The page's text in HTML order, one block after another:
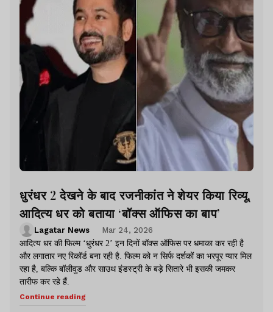
धुरंधर 2 देखने के बाद रजनीकांत ने शेयर किया रिव्यू,
आदित्य धर को बताया ‘बॉक्स ऑफिस का बाप’
Lagatar News
Mar 24, 2026
आदित्य धर की फिल्म ‘धुरंधर 2’ इन दिनों बॉक्स ऑफिस पर धमाका कर रही है
और लगातार नए रिकॉर्ड बना रही है. फिल्म को न सिर्फ दर्शकों का भरपूर प्यार मिल
रहा है, बल्कि बॉलीवुड और साउथ इंडस्ट्री के बड़े सितारे भी इसकी जमकर
तारीफ कर रहे हैं.
Continue reading